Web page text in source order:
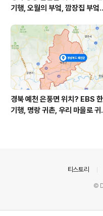
기행, 오월의 부엌, 깜장집 부엌
어디? / 경상북도 영양군 가볼 만
한 곳, 영양읍 상원리. KBS 인간
장 임분노미 할머니
경북 예천 은풍면 위치? EBS
기행, 명랑 귀촌, 우리 마을로 귀
티스토리
©